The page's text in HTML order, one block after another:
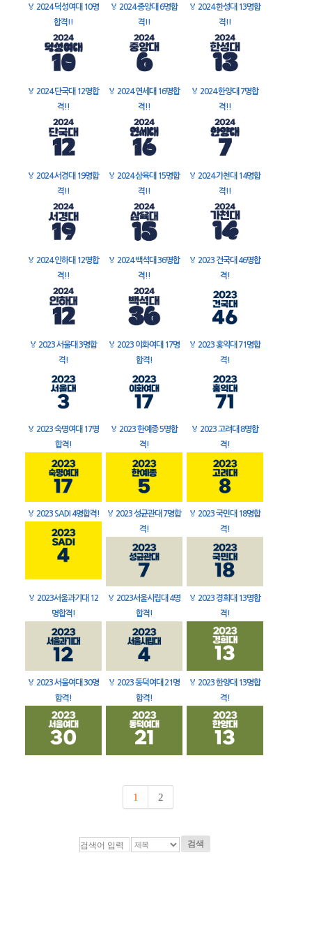
🏅 2024 덕성여대 10명
합격!!
🏅 2024 중앙대 6명합
격!!
🏅 2024 한성대 13명합
격!!
🏅 2024 단국대 12명합
격!!
🏅 2024 연세대 16명합
격!!
🏅 2024 한양대 7명합
격!!
🏅 2024 서경대 19명합
격!!
🏅 2024 삼육대 15명합
격!!
🏅 2024 가천대 14명합
격!!
🏅 2024 인하대 12명합
격!!
🏅 2024 백석대 36명합
격!!
🏅 2023 건국대 46명합
격!
🏅 2023 서울대 3명합
격!
🏅 2023 이화여대 17명
합격!
🏅 2023 홍익대 71명합
격!
🏅 2023 숙명여대 17명
합격!
🏅 2023 한예종 5명합
격!
🏅 2023 고려대 8명합
격!
🏅 2023 SADI 4명합격! 🏅 2023 성균관대 7명합
격!
🏅 2023 국민대 18명합
격!
🏅 2023서울과기대 12
명합격!
🏅 2023서울시립대 4명
합격!
🏅 2023 경희대 13명합
격!
🏅 2023 서울여대 30명
합격!
🏅 2023 동덕여대 21명
합격!
🏅 2023 한양대 13명합
격!
1 2
검색